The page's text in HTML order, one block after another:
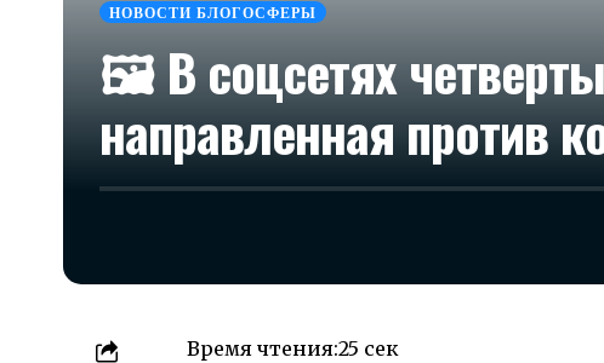
НОВОСТИ БЛОГОСФЕРЫ
🖼 В соцсетях
направленная против
Время чтения:25 сек